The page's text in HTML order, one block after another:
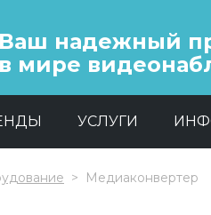
Ваш надежный
в мире
УСЛУГИ
Медиаконвертер